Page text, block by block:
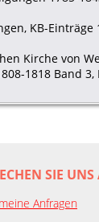
KB-Einträge
Kirche von
1818 Band
SIE UNS
Anfragen